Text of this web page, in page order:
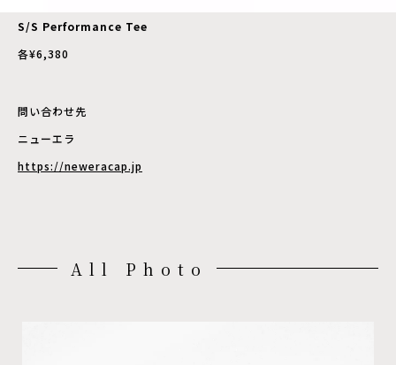
S/S Performance Tee
各¥6,380
問い合わせ先
ニューエラ
https://neweracap.jp
All Photo